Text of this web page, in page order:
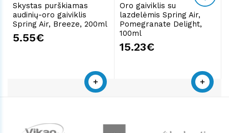
Skystas purškiamas
audinių-oro gaiviklis
Spring Air, Breeze, 200ml
5.55€
Oro gaiviklis su
lazdelėmis Spring Air,
Pomegranate Delight,
100ml
15.23€